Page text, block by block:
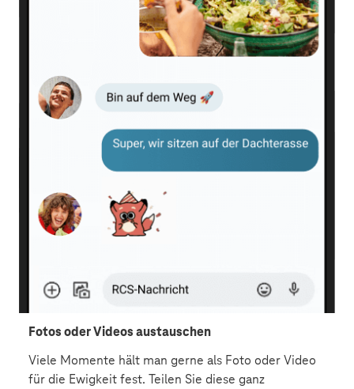
Fotos oder Videos austauschen
Viele Momente hält man gerne als Foto oder Video
für die Ewigkeit fest. Teilen Sie diese ganz